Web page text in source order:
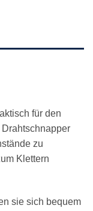
für den
zu
Klettern
sie sich bequem